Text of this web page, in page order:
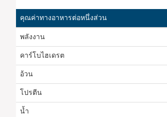
คุณค่าทางอาหารต่อหนึ่งส่วน
พลังงาน
คาร์โบไฮเดรต
อ้วน
โปรตีน
น้ำ